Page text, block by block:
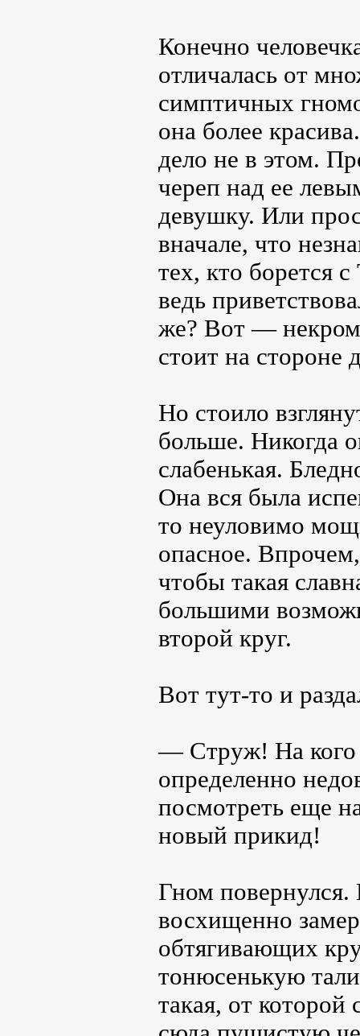
Конечно
отличалась от
симптичных
она более
дело не в этом.
череп над ее
девушку. Или
вначале, что
тех, кто борется
ведь
же? Вот —
стоит на стороне
Но стоило
больше. Никогда
слабенькая.
Она вся была
то неуловимо
опасное.
чтобы такая
большими
второй круг.
Вот тут-то и
— Струж! На кого
определенно
посмотреть еще
новый прикид!
Гном
восхищенно
обтягивающих
тонюсенькую
такая, от